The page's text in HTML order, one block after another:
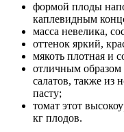
формой плоды
каплевидным
масса невелика,
оттенок яркий,
мякоть плотная и
отличным образом
салатов, также из
пасту;
томат этот
кг плодов.